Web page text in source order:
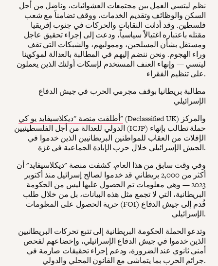
نظم ليتسي العمل بين مجتمعات العشوائيات، وناضل من أجل
السكن والوظائف وتقديم الخدمات، ووقف تضامناً مع شعب
فلسطين. وقد أدانت النقابات والحركات في جنوب إفريقيا
مقتله باعتباره اغتيالاً سياسياً، ودعت إلى إجراء تحقيق عاجل
ومستقل بشأن المسلحين، ومموليهم، والشبكات التي تقف
وراء الهجوم. ونحن ننضم إليهم في المطالبة بالعدالة لموكوينا
ليتسي — وإنهاء العنف المستخدم لإسكات أولئك الذين يعملون
على تنظيم الفقراء.
مطالبة بريطانيا بوقف مجرمي الحرب في جيش الدفاع
الإسرائيلي
أطلقت منصة "ديكلاسيفايد يو كي"(Declassified UK) والمركز
الدولي للعدالة من أجل الفلسطينيين (ICJP) حملة تطالب بإنهاء
الإفلات من العقاب للمواطنين البريطانيين الذين خدموا في
الجيش الإسرائيلي خلال حرب الإبادة الجماعية في غزة.
وفي وقت سابق من هذا العام، كشفت منصة "ديكلاسيفايد" أن
أكثر من 2,000 بريطاني قد خدموا لصالح إسرائيل منذ أكتوبر
2023 — وهي معلومات تم الحصول عليها ليس من الحكومة
البريطانية، التي لا تجمع مثل هذه البيانات، بل من خلال طلب
حرية الحصول على المعلومات (FOI) قُدم إلى جيش الدفاع
الإسرائيلي.
وتدعو الحملة الحكومة البريطانية إلى تتبع تحركات البريطانيين
الذين خدموا في جيش الدفاع الإسرائيلي، وإخضاعهم لفحص
أمني ثانوي عند الضرورة، ودعم إجراء تحقيقات صارمة في
جرائم الحرب بما يتماشى مع القانون المحلي والدولي.